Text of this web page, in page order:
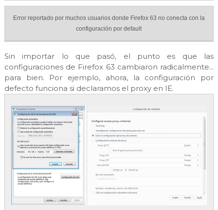
Error reportado por muchos usuarios donde Firefox 63 no conecta con la
configuración por default
Sin importar lo que pasó, el punto es que las
configuraciones de Firefox 63 cambiaron radicalmente...
para bien. Por ejemplo, ahora, la configuración por
defecto funciona si declaramos el proxy en IE.